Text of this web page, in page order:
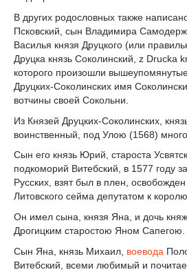
В других родословных также
Псковский, сын Владимира
Василья князя Друцкого (или
Друцка князь Соколинский, z Drucka
которого произошли
Друцких-Соколинских имя
вотчины своей Сокольни.
Из Князей Друцких-Соколинских,
воинственный, под Улою (1568) много
Сын его князь Юрий, староста
подкоморий Витебский, в 1577 году
Русских, взят был в плен,
Литовского сейма депутатом к
Он имел сына, князя Яна, и дочь
Дрогицким старостою Яном Сапегою.
Сын Яна, князь Михаил, воевода
Витебский, всеми любимый и